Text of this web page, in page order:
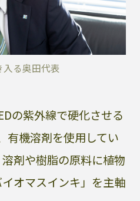
る奥田代表
の紫外線で硬化させる
有機溶剤を使用してい
剤や樹脂の原料に植物
オマスインキ」を主軸